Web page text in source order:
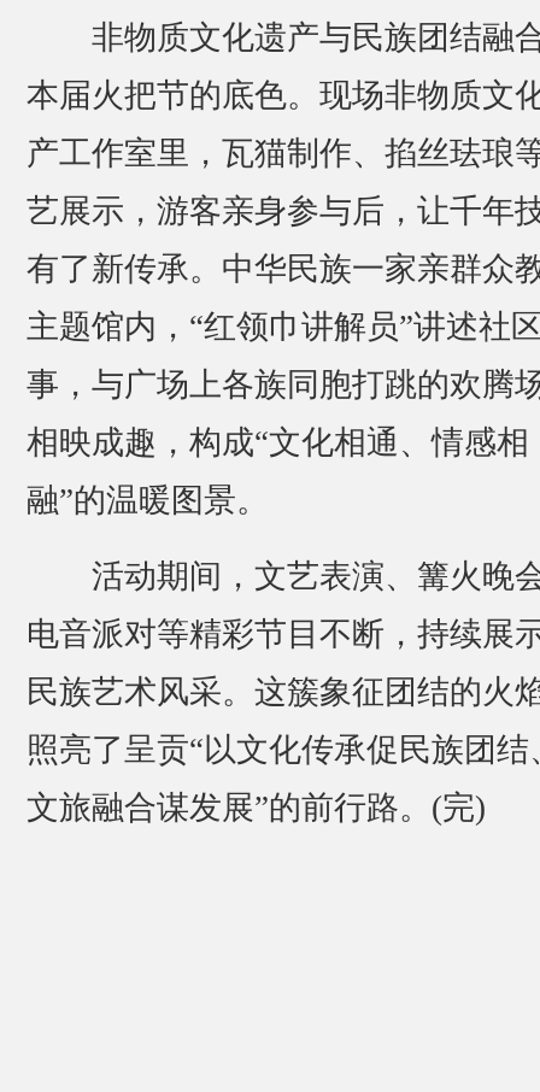
非物质文化遗产与民族团结融
本届火把节的底色。现场非物质文
产工作室里，瓦猫制作、掐丝珐琅
艺展示，游客亲身参与后，让千年
有了新传承。中华民族一家亲群众
主题馆内，“红领巾讲解员”讲述社
事，与广场上各族同胞打跳的欢腾
相映成趣，构成“文化相通、情感相
融”的温暖图景。
活动期间，文艺表演、篝火晚
电音派对等精彩节目不断，持续展
民族艺术风采。这簇象征团结的火
照亮了呈贡“以文化传承促民族团结
文旅融合谋发展”的前行路。(完)